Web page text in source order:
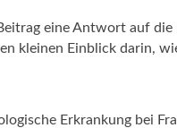
eine Antwort auf die
kleinen Einblick darin,
Erkrankung bei